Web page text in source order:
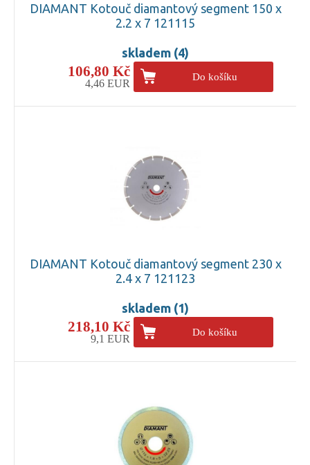
DIAMANT Kotouč diamantový segment 150 x
2.2 x 7 121115
skladem (4)
106,80 Kč
4,46 EUR
Do košíku
DIAMANT Kotouč diamantový segment 230 x
2.4 x 7 121123
skladem (1)
218,10 Kč
9,1 EUR
Do košíku